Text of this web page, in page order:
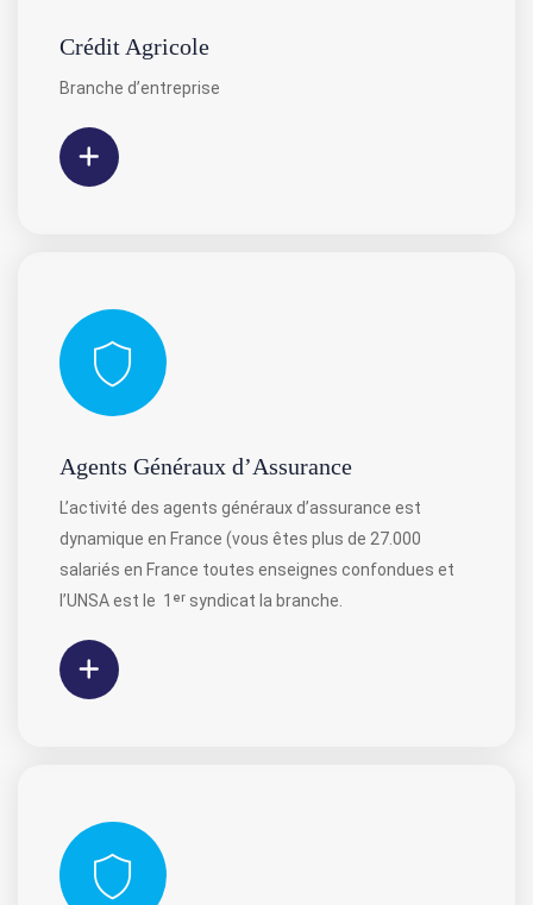
Crédit Agricole
Branche d’entreprise
Agents Généraux d’Assurance
L’activité des agents généraux d’assurance est
dynamique en France (vous êtes plus de 27.000
salariés en France toutes enseignes confondues et
l’UNSA est le ⁣⁣ 1ᵉʳ syndicat la branche.